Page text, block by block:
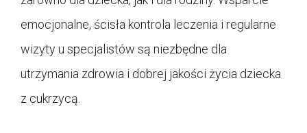
emocjonalne, ścisła kontrola leczenia i regularne
wizyty u specjalistów są niezbędne dla
utrzymania zdrowia i dobrej jakości życia dziecka
z cukrzycą.